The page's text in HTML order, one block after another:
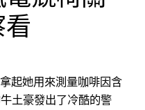
起她用來測量咖啡因含
土豪發出了冷酷的警